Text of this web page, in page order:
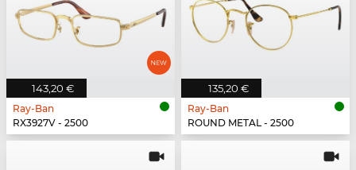
143,20 €
Ray-Ban
RX3927V - 2500
135,20 €
Ray-Ban
ROUND METAL - 2500